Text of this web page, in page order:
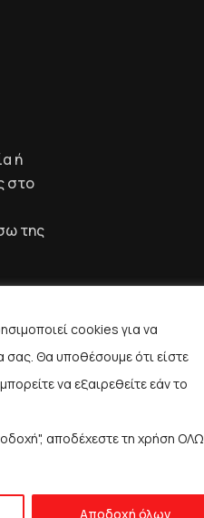
cookies για να
σας. Θα υποθέσουμε ότι είστε
να εξαιρεθείτε εάν το
αποδέχεστε τη χρήση
Αποδοχή όλων
ή
στο
της